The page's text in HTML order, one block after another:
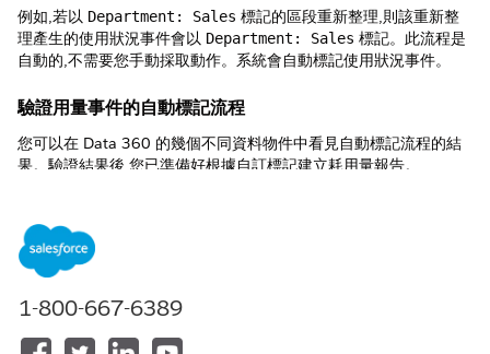
例如,若以 Department: Sales 標記的區段重新整理,則該重新整
理產生的使用狀況事件會以 Department: Sales 標記。此流程是
自動的,不需要您手動採取動作。系統會自動標記使用狀況事件。
驗證用量事件的自動標記流程
您可以在 Data 360 的幾個不同資料物件中看見自動標記流程的結
果。驗證結果後,您已準備好根據自訂標記建立耗用量報告。
資料模型物件 (DMO) 和「耗用洞察」語意資料模型 (SDM) 中,您可
以尋找特定使用情況事件。在該事件的記錄中,尋找名為
ResourceTags 的欄位。此欄位包含 JSON 格式的原始標記資料。
JSON 在 TenantEnrichedUsageEvent DLO 中「資源標記」欄中的
1-800-667-6389